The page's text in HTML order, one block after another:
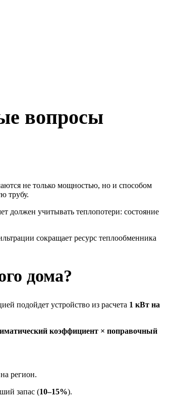
вопросы
не только мощностью, но и способом
трубу.
должен учитывать теплопотери: состояние
сокращает ресурс теплообменника
дома?
подойдет устройство из расчета 1 кВт на
коэффициент × поправочный
регион.
запас (10–15%).